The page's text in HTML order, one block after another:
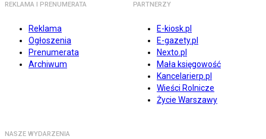
REKLAMA I PRENUMERATA
Reklama
Ogłoszenia
Prenumerata
Archiwum
PARTNERZY
E-kiosk.pl
E-gazety.pl
Nexto.pl
Mała księgowość
Kancelarierp.pl
Wieści Rolnicze
Życie Warszawy
NASZE WYDARZENIA